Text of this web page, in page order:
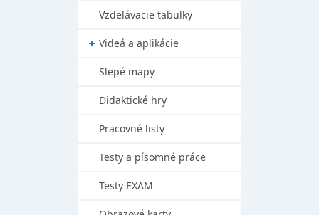
Vzdelávacie tabuľky
Videá a aplikácie
Slepé mapy
Didaktické hry
Pracovné listy
Testy a písomné práce
Testy EXAM